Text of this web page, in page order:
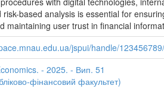
risk-based analysis is essential for
maintaining user trust in financial
jspui/handle/
- 2025. - Вип. 51
фінансовий факультет)